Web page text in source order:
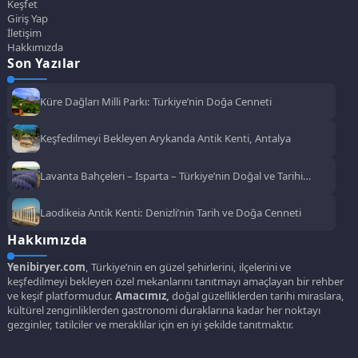
Keşfet
Giriş Yap
İletişim
Hakkımızda
Son Yazılar
Küre Dağları Milli Parkı: Türkiye’nin Doğa Cenneti
Keşfedilmeyi Bekleyen Arykanda Antik Kenti, Antalya
Lavanta Bahçeleri – Isparta – Türkiye’nin Doğal ve Tarihi
Laodikeia Antik Kenti: Denizli’nin Tarih ve Doğa Cenneti
Hakkımızda
Yenibiryer.com, Türkiye’nin en güzel şehirlerini, ilçelerini ve
keşfedilmeyi bekleyen özel mekanlarını tanıtmayı amaçlayan bir rehber
ve keşif platformudur.Amacımız, doğal güzelliklerden tarihi miraslara,
kültürel zenginliklerden gastronomi duraklarına kadar her noktayı
gezginler, tatilciler ve meraklılar için en iyi şekilde tanıtmaktır.